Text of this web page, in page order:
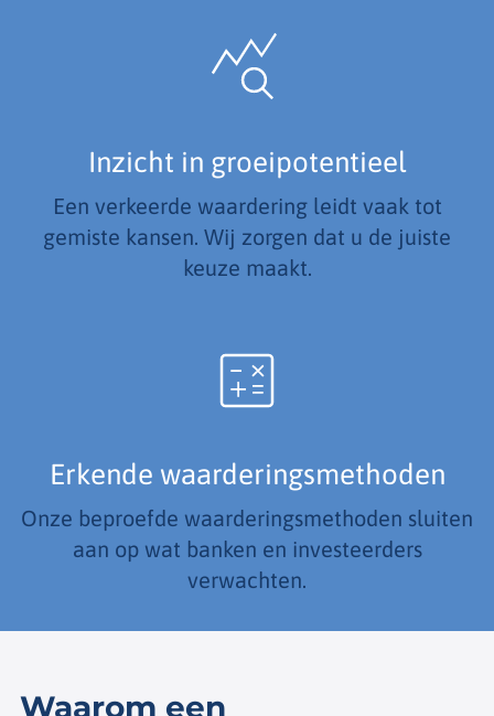
Inzicht in groeipotentieel
Een verkeerde waardering leidt vaak tot
gemiste kansen. Wij zorgen dat u de juiste
keuze maakt.
Erkende waarderingsmethoden
Onze beproefde waarderingsmethoden sluiten
aan op wat banken en investeerders
verwachten.
Waarom een